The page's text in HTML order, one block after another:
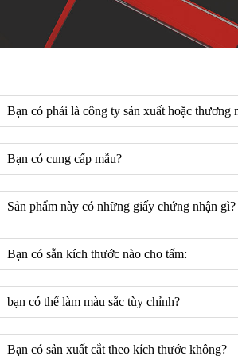
Bạn có phải là công ty sản xuất hoặc thương
Bạn có cung cấp mẫu?
Sản phẩm này có những giấy chứng nhận gì?
Bạn có sẵn kích thước nào cho tấm:
bạn có thể làm màu sắc tùy chỉnh?
Bạn có sản xuất cắt theo kích thước không?